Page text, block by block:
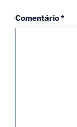
Comentário*